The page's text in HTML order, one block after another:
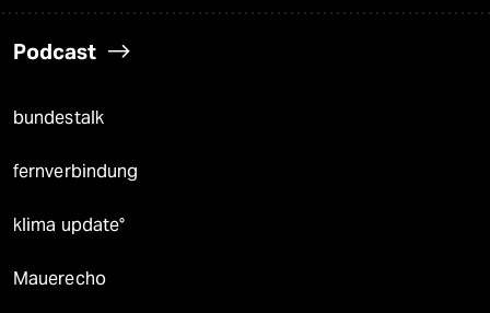
Podcast
bundestalk
fernverbindung
klima update°
Mauerecho